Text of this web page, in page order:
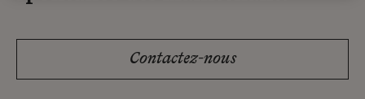
Contactez-nous